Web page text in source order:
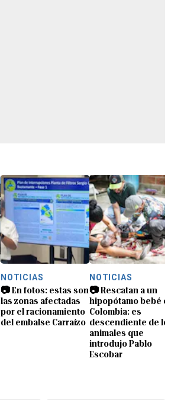
NOTICIAS
📷 En fotos: estas son
las zonas afectadas
por el racionamiento
del embalse Carraízo
NOTICIAS
📷 Rescatan a un
hipopótamo bebé
Colombia: es
descendiente de
animales que
introdujo Pablo
Escobar